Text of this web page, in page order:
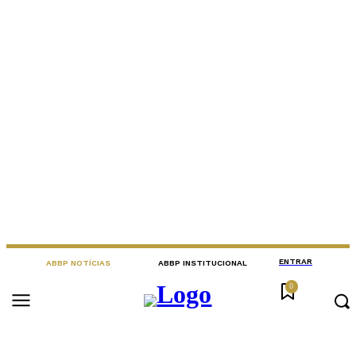
ABBP NOTÍCIAS ABBP INSTITUCIONAL ENTRAR
0